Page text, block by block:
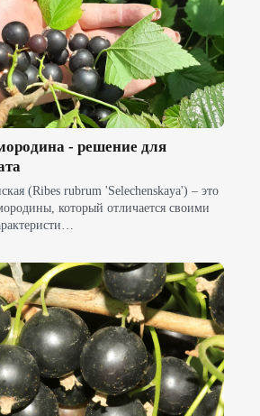
- решение для
(Ribes rubrum 'Selechenskaya') – это
который отличается своими